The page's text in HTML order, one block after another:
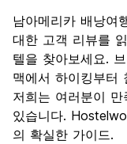
남아메리카 배낭여
대한 고객 리뷰를
텔을 찾아보세요.
맥에서 하이킹부터
저희는 여러분이
있습니다.
의 확실한 가이드.